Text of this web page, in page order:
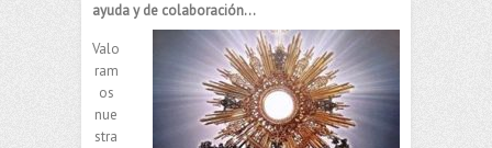
ayuda y de colaboración…
Valo
ram
os
nue
stra